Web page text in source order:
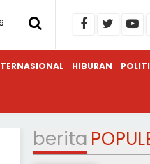
HIBURAN
berita